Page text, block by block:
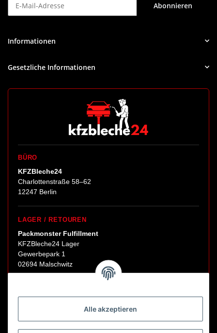
Alle akzeptieren
Abonnieren
Informationen
Gesetzliche Informationen
BÜRO
KFZBleche24
Charlottenstraße 58–62
12247 Berlin
LAGER / RETOUREN
Packmonster Fulfillment
KFZBleche24 Lager
Gewerbepark 1
02694 Malschwitz
Abholungen nur nach Terminvereinbarung.
E-Mail:sales@kfzbleche24.de